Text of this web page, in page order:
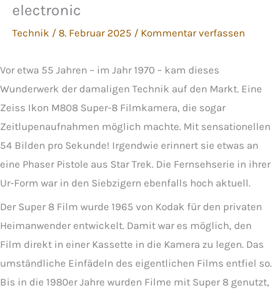
electronic
Technik / 8. Februar 2025 / Kommentar verfassen
Vor etwa 55 Jahren – im Jahr 1970 – kam dieses
Wunderwerk der damaligen Technik auf den Markt. Eine
Zeiss Ikon M808 Super-8 Filmkamera, die sogar
Zeitlupenaufnahmen möglich machte. Mit sensationellen
54 Bilden pro Sekunde! Irgendwie erinnert sie etwas an
eine Phaser Pistole aus Star Trek. Die Fernsehserie in ihrer
Ur-Form war in den Siebzigern ebenfalls hoch aktuell.
Der Super 8 Film wurde 1965 von Kodak für den privaten
Heimanwender entwickelt. Damit war es möglich, den
Film direkt in einer Kassette in die Kamera zu legen. Das
umständliche Einfädeln des eigentlichen Films entfiel so.
Bis in die 1980er Jahre wurden Filme mit Super 8 genutzt,